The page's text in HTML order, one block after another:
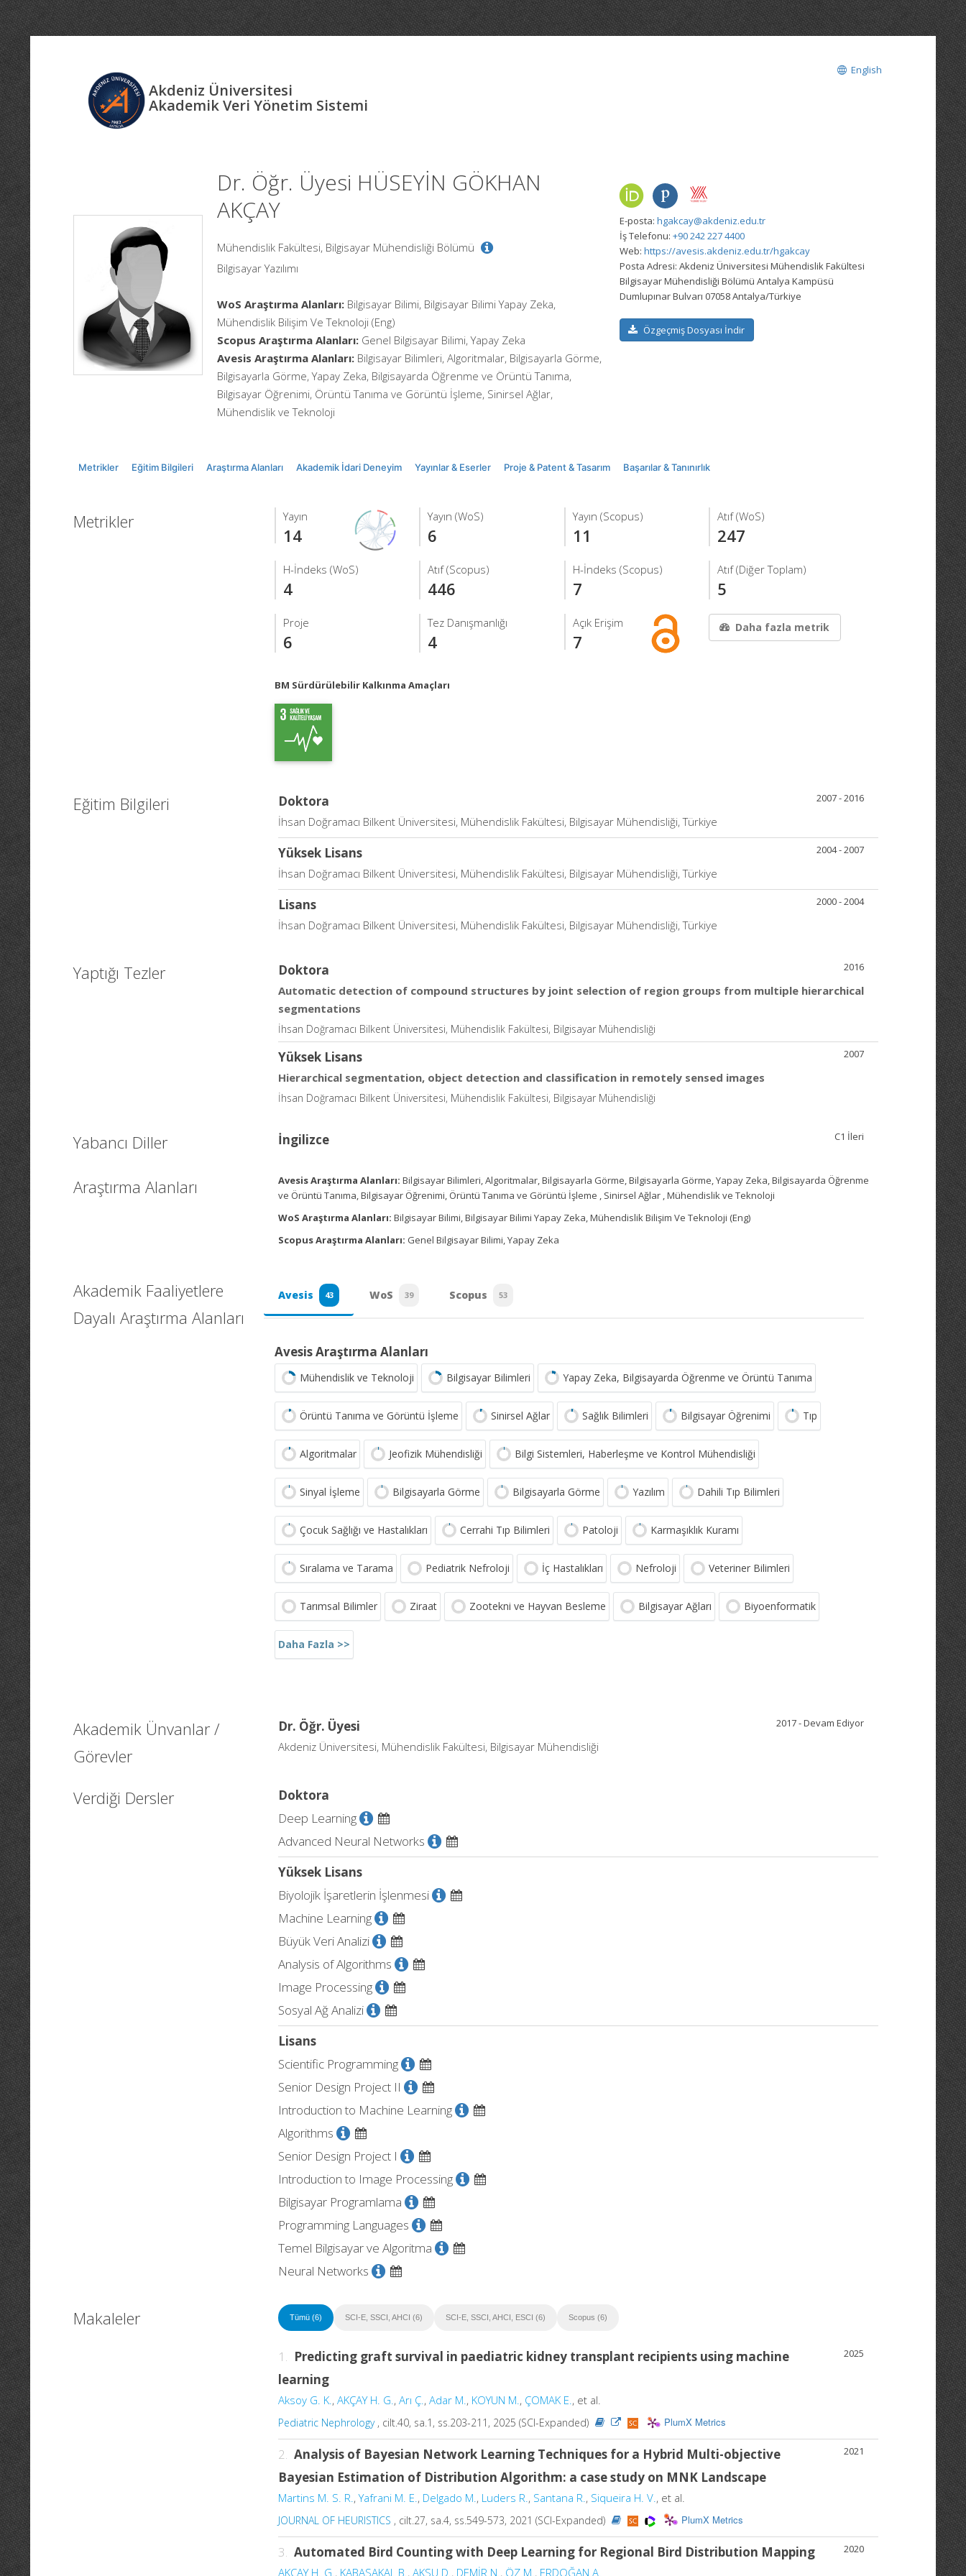
Akdeniz Üniversitesi
Akademik Veri Yönetim Sistemi
English
Dr. Öğr. Üyesi HÜSEYİN GÖKHAN
AKÇAY
Mühendislik Fakültesi, Bilgisayar Mühendisliği Bölümü
Bilgisayar Yazılımı
WoS Araştırma Alanları: Bilgisayar Bilimi, Bilgisayar Bilimi Yapay Zeka,
Mühendislik Bilişim Ve Teknoloji (Eng)
Scopus Araştırma Alanları: Genel Bilgisayar Bilimi, Yapay Zeka
Avesis Araştırma Alanları: Bilgisayar Bilimleri, Algoritmalar, Bilgisayarla Görme,
Bilgisayarla Görme, Yapay Zeka, Bilgisayarda Öğrenme ve Örüntü Tanıma,
Bilgisayar Öğrenimi, Örüntü Tanıma ve Görüntü İşleme, Sinirsel Ağlar,
Mühendislik ve Teknoloji
E-posta: hgakcay@akdeniz.edu.tr
İş Telefonu: +90 242 227 4400
Web: https://avesis.akdeniz.edu.tr/hgakcay
Posta Adresi: Akdeniz Üniversitesi Mühendislik Fakültesi
Bilgisayar Mühendisliği Bölümü Antalya Kampüsü
Dumlupınar Bulvarı 07058 Antalya/Türkiye
Özgeçmiş Dosyası İndir
Metrikler Eğitim Bilgileri Araştırma Alanları Akademik İdari Deneyim Yayınlar & Eserler Proje & Patent & Tasarım Başarılar & Tanınırlık
Metrikler Yayın
14
Yayın (WoS)
6
Yayın (Scopus)
11
Atıf (WoS)
247
H-İndeks (WoS)
4
Atıf (Scopus)
446
H-İndeks (Scopus)
7
Atıf (Diğer Toplam)
5
Proje
6
Tez Danışmanlığı
4
Açık Erişim
7
Daha fazla metrik
BM Sürdürülebilir Kalkınma Amaçları
Eğitim Bilgileri 2007 - 2016
Doktora
İhsan Doğramacı Bilkent Üniversitesi, Mühendislik Fakültesi, Bilgisayar Mühendisliği, Türkiye
2004 - 2007
Yüksek Lisans
İhsan Doğramacı Bilkent Üniversitesi, Mühendislik Fakültesi, Bilgisayar Mühendisliği, Türkiye
2000 - 2004
Lisans
İhsan Doğramacı Bilkent Üniversitesi, Mühendislik Fakültesi, Bilgisayar Mühendisliği, Türkiye
Yaptığı Tezler 2016
Doktora
Automatic detection of compound structures by joint selection of region groups from multiple hierarchical
segmentations
İhsan Doğramacı Bilkent Üniversitesi, Mühendislik Fakültesi, Bilgisayar Mühendisliği
2007
Yüksek Lisans
Hierarchical segmentation, object detection and classification in remotely sensed images
İhsan Doğramacı Bilkent Üniversitesi, Mühendislik Fakültesi, Bilgisayar Mühendisliği
Yabancı Diller C1 İleri
İngilizce
Araştırma Alanları Avesis Araştırma Alanları: Bilgisayar Bilimleri, Algoritmalar, Bilgisayarla Görme, Bilgisayarla Görme, Yapay Zeka, Bilgisayarda Öğrenme
ve Örüntü Tanıma, Bilgisayar Öğrenimi, Örüntü Tanıma ve Görüntü İşleme , Sinirsel Ağlar , Mühendislik ve Teknoloji
WoS Araştırma Alanları: Bilgisayar Bilimi, Bilgisayar Bilimi Yapay Zeka, Mühendislik Bilişim Ve Teknoloji (Eng)
Scopus Araştırma Alanları: Genel Bilgisayar Bilimi, Yapay Zeka
Akademik Faaliyetlere
Dayalı Araştırma Alanları
Avesis 43 WoS 39 Scopus 53
Avesis Araştırma Alanları
Mühendislik ve Teknoloji Bilgisayar Bilimleri Yapay Zeka, Bilgisayarda Öğrenme ve Örüntü Tanıma
Örüntü Tanıma ve Görüntü İşleme Sinirsel Ağlar Sağlık Bilimleri Bilgisayar Öğrenimi Tıp
Algoritmalar Jeofizik Mühendisliği Bilgi Sistemleri, Haberleşme ve Kontrol Mühendisliği
Sinyal İşleme Bilgisayarla Görme Bilgisayarla Görme Yazılım Dahili Tıp Bilimleri
Çocuk Sağlığı ve Hastalıkları Cerrahi Tıp Bilimleri Patoloji Karmaşıklık Kuramı
Sıralama ve Tarama Pediatrik Nefroloji İç Hastalıkları Nefroloji Veteriner Bilimleri
Tarımsal Bilimler Ziraat Zootekni ve Hayvan Besleme Bilgisayar Ağları Biyoenformatik
Daha Fazla >>
Akademik Ünvanlar /
Görevler
2017 - Devam Ediyor
Dr. Öğr. Üyesi
Akdeniz Üniversitesi, Mühendislik Fakültesi, Bilgisayar Mühendisliği
Verdiği Dersler
Doktora
Deep Learning
Advanced Neural Networks
Yüksek Lisans
Biyolojik İşaretlerin İşlenmesi
Machine Learning
Büyük Veri Analizi
Analysis of Algorithms
Image Processing
Sosyal Ağ Analizi
Lisans
Scientific Programming
Senior Design Project II
Introduction to Machine Learning
Algorithms
Senior Design Project I
Introduction to Image Processing
Bilgisayar Programlama
Programming Languages
Temel Bilgisayar ve Algoritma
Neural Networks
Makaleler Tümü (6) SCI-E, SSCI, AHCI (6) SCI-E, SSCI, AHCI, ESCI (6) Scopus (6)
2025
1.
Predicting graft survival in paediatric kidney transplant recipients using machine
learning
Aksoy G. K. , AKÇAY H. G. , Arı Ç. , Adar M. , KOYUN M. , ÇOMAK E. , et al.
Pediatric Nephrology, cilt.40, sa.1, ss.203-211, 2025 (SCI-Expanded) PlumX Metrics
2021
2.
Analysis of Bayesian Network Learning Techniques for a Hybrid Multi-objective
Bayesian Estimation of Distribution Algorithm: a case study on MNK Landscape
Martins M. S. R. ,Yafrani M. E. , Delgado M. , Luders R. , Santana R. , Siqueira H. V. , et al.
JOURNAL OF HEURISTICS , cilt.27, sa.4, ss.549-573, 2021 (SCI-Expanded) PlumX Metrics
2020
3. Automated Bird Counting with Deep Learning for Regional Bird Distribution Mapping
AKÇAY H. G. , KABASAKAL B. , AKSU D. , DEMİR N. , ÖZ M. , ERDOĞAN A.